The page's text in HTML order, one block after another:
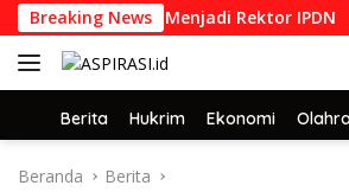
Langsung
ke
konten
Breaking News
yang Dilantik Menjadi Rektor IPDN
Home
Berita Hukrim Ekonomi
Beranda Berita